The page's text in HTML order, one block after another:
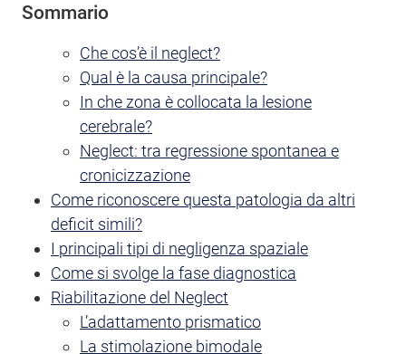
Sommario
Che cos’è il neglect?
Qual è la causa principale?
In che zona è collocata la lesione
cerebrale?
Neglect: tra regressione spontanea e
cronicizzazione
Come riconoscere questa patologia da altri
deficit simili?
I principali tipi di negligenza spaziale
Come si svolge la fase diagnostica
Riabilitazione del Neglect
L’adattamento prismatico
La stimolazione bimodale